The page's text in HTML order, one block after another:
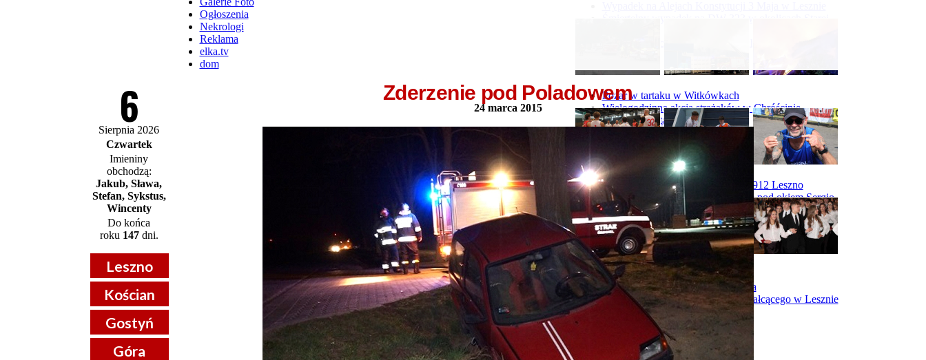
Pożar w tartaku w Witkówkach
Wielogodzinna akcja strażaków w Chróścinie
Pożar hali tartaku w Racocie
Pierwszy trening Zdrovo Polonii 1912 Leszno
GI Malepszy Futsal Leszno trenuje pod okiem Sergio
Nevesa
Poniecka 10-tka
Studniówka I LO w Rawiczu
Studniówka maturzystów Kolberga
Studniówka II Liceum Ogólnokształcącego w Lesznie
Ogłoszenia
Nekrologi
Reklama
elka.tv
dom
6
Sierpnia 2026
Czwartek
Imieniny
obchodzą:
Jakub, Sława,
Stefan, Sykstus,
Wincenty
Do końca
roku 147dni.
Leszno
Kościan
Gostyń
Góra
Zderzenie pod Poladowem
24 marca 2015